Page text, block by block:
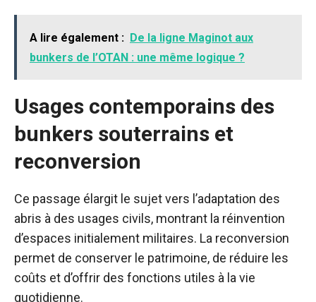
A lire également : De la ligne Maginot aux
bunkers de l’OTAN : une même logique ?
Usages contemporains des
bunkers souterrains et
reconversion
Ce passage élargit le sujet vers l’adaptation des
abris à des usages civils, montrant la réinvention
d’espaces initialement militaires. La reconversion
permet de conserver le patrimoine, de réduire les
coûts et d’offrir des fonctions utiles à la vie
quotidienne.